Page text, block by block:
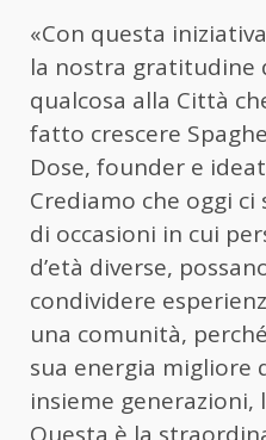
«Con questa
la nostra
qualcosa alla Città
fatto crescere
Dose, founder e
Crediamo che oggi
di occasioni in cui
d’età diverse,
condividere
una comunità,
sua energia migliore
insieme generazioni,